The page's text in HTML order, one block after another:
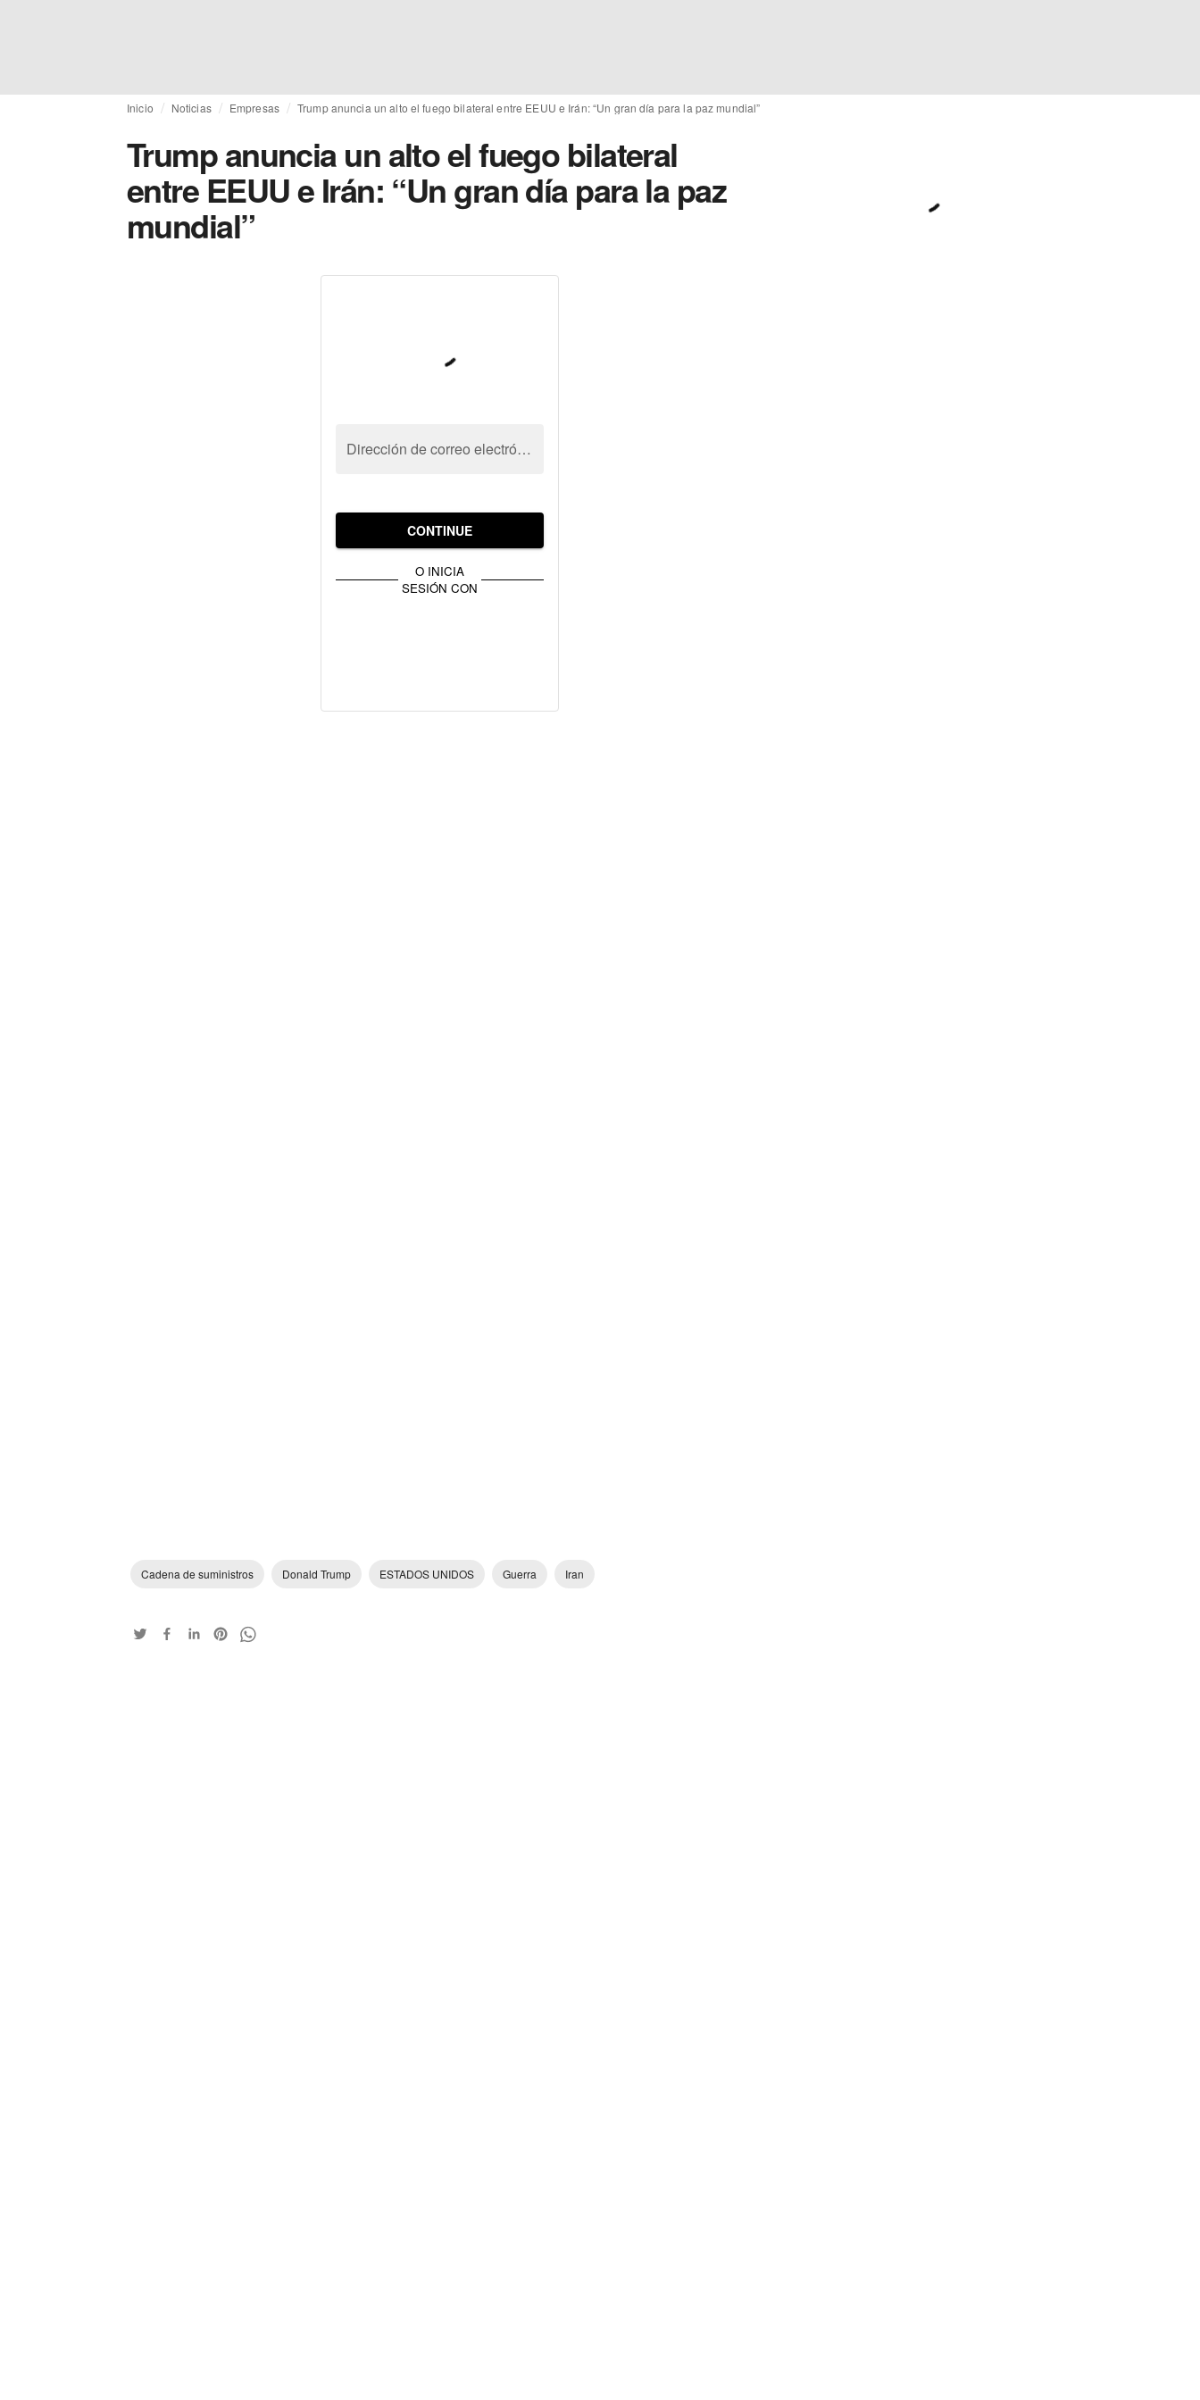
Inicio Noticias Empresas Trump anuncia un alto el fuego bilateral entre EEUU e Irán: “Un gran día para la paz mundial”
Trump anuncia un alto el fuego bilateral
entre EEUU e Irán: “Un gran día para la paz
mundial”
Dirección de correo electrónico
CONTINUE
O INICIA
SESIÓN CON
Cadena de suministros Donald Trump ESTADOS UNIDOS Guerra Iran